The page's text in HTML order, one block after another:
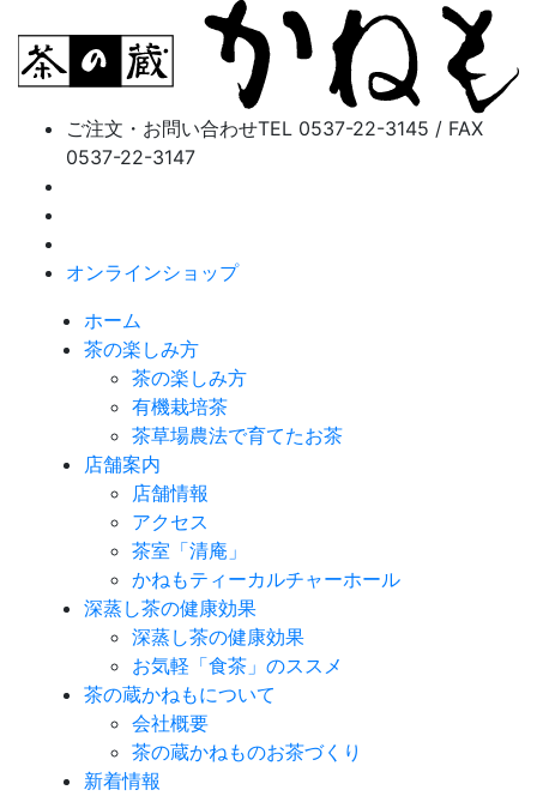
ご注文・お問い合わせTEL 0537-22-3145 / FAX
0537-22-3147
オンラインショップ
ホーム
茶の楽しみ方
茶の楽しみ方
有機栽培茶
茶草場農法で育てたお茶
店舗案内
店舗情報
アクセス
茶室「清庵」
かねもティーカルチャーホール
深蒸し茶の健康効果
深蒸し茶の健康効果
お気軽「食茶」のススメ
茶の蔵かねもについて
会社概要
茶の蔵かねものお茶づくり
新着情報